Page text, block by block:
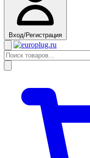
Вход/Регистрация